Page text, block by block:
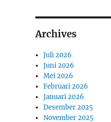
Archives
Juli 2026
Juni 2026
Mei 2026
Februari 2026
Januari 2026
Desember 2025
November 2025